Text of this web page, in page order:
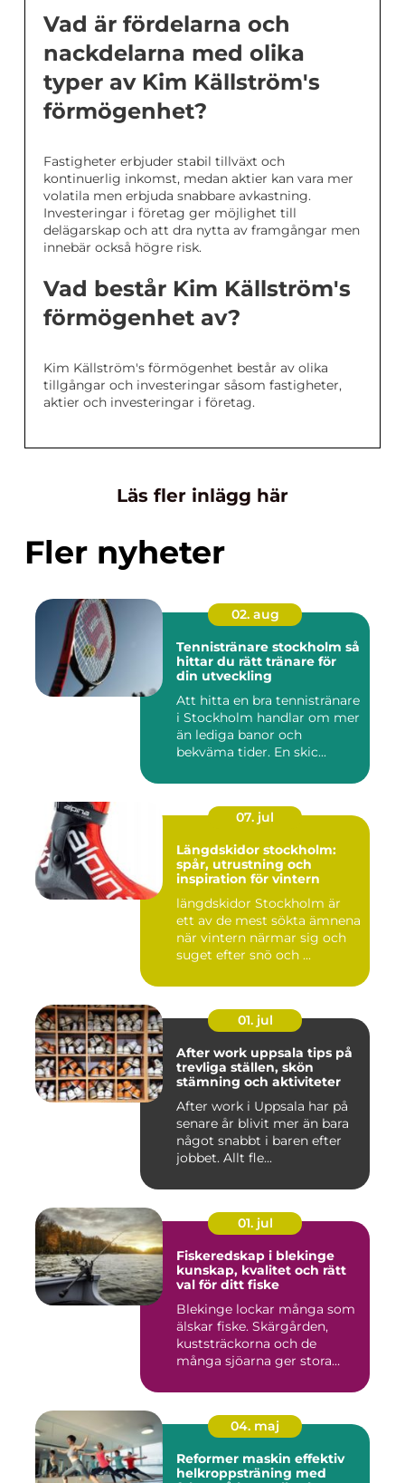
Vad är fördelarna och
nackdelarna med olika
typer av Kim Källström's
förmögenhet?
Fastigheter erbjuder stabil tillväxt och
kontinuerlig inkomst, medan aktier kan vara mer
volatila men erbjuda snabbare avkastning.
Investeringar i företag ger möjlighet till
delägarskap och att dra nytta av framgångar men
innebär också högre risk.
Vad består Kim Källström's
förmögenhet av?
Kim Källström's förmögenhet består av olika
tillgångar och investeringar såsom fastigheter,
aktier och investeringar i företag.
Läs fler inlägg här
Fler nyheter
02. aug
Tennistränare stockholm så
hittar du rätt tränare för
din utveckling
Att hitta en bra tennistränare
i Stockholm handlar om mer
än lediga banor och
bekväma tider. En skic...
07. jul
Längdskidor stockholm:
spår, utrustning och
inspiration för vintern
längdskidor Stockholm är
ett av de mest sökta ämnena
när vintern närmar sig och
suget efter snö och ...
01. jul
After work uppsala tips på
trevliga ställen, skön
stämning och aktiviteter
After work i Uppsala har på
senare år blivit mer än bara
något snabbt i baren efter
jobbet. Allt fle...
01. jul
Fiskeredskap i blekinge
kunskap, kvalitet och rätt
val för ditt fiske
Blekinge lockar många som
älskar fiske. Skärgården,
kuststräckorna och de
många sjöarna ger stora
04. maj
Reformer maskin effektiv
helkroppsträning med